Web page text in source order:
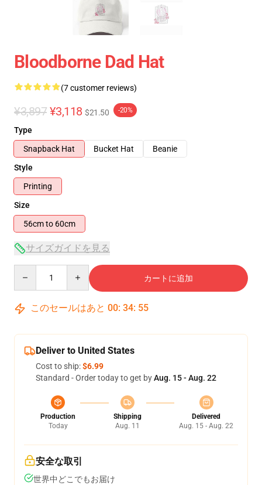
Bloodborne Dad Hat
(7 customer reviews)
¥3,897 ¥3,118 $21.50 -20%
Type
Snapback Hat
Bucket Hat
Beanie
Style
Printing
Size
56cm to 60cm
サイズガイドを見る
カートに追加
このセールはあと 00: 34: 54
Deliver to United States
Cost to ship:$6.99
Standard - Order today to get byAug. 15 - Aug. 22
Production
Today
Shipping
Aug. 11
Delivered
Aug. 15 - Aug. 22
安全な取引
世界中どこでもお届け